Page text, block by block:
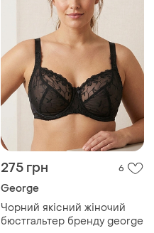
275 грн
George
Чорний якісний жіночий
бюстгальтер бренду george
90B